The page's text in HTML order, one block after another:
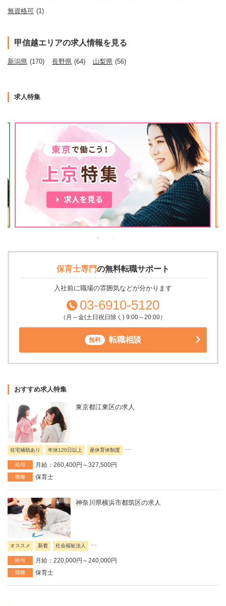
無資格可 (1)
甲信越エリアの求人情報を見る
新潟県 (170) 長野県 (64) 山梨県 (56)
求人特集
保育士専門の無料転職サポート
入社前に職場の雰囲気などが分かります
03-6910-5120
（月～金(土日祝日除く) 9:00～20:00）
無料 転職相談
おすすめ求人特集
東京都江東区の求人
住宅補助あり 年休120日以上 産休育休制度
給与 月給：260,400円～327,500円
職種 保育士
神奈川県横浜市都筑区の求人
オススメ 新着 社会福祉法人 ...
給与 月給：220,000円～240,000円
職種 保育士